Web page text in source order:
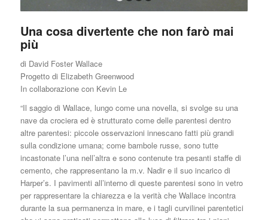
Una cosa divertente che non farò mai
più
di David Foster Wallace
Progetto di Elizabeth Greenwood
In collaborazione con Kevin Le
“Il saggio di Wallace, lungo come una novella, si svolge su una
nave da crociera ed è strutturato come delle parentesi dentro
altre parentesi: piccole osservazioni innescano fatti più grandi
sulla condizione umana; come bambole russe, sono tutte
incastonate l’una nell’altra e sono contenute tra pesanti staffe di
cemento, che rappresentano la m.v. Nadir e il suo incarico di
Harper’s. I pavimenti all’interno di queste parentesi sono in vetro
per rappresentare la chiarezza e la verità che Wallace incontra
durante la sua permanenza in mare, e i tagli curvilinei parentetici